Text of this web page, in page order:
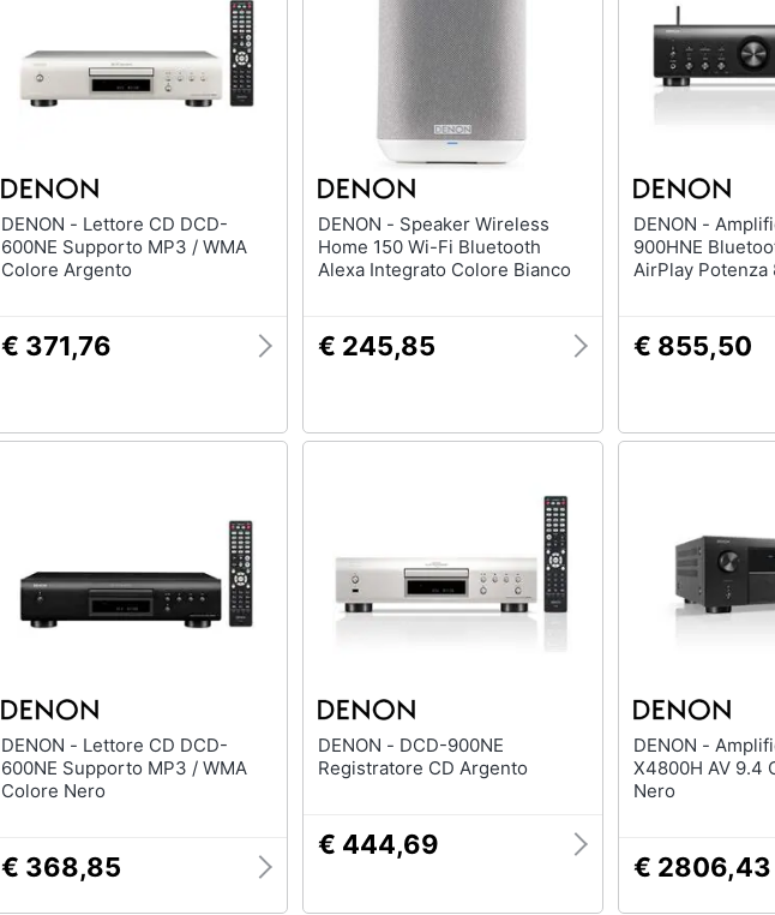
DENON - Lettore CD DCD-
600NE Supporto MP3 / WMA
Colore Argento
€ 371,76
DENON - Speaker Wireless
Home 150 Wi-Fi Bluetooth
Alexa Integrato Colore Bianco
€ 245,85
DENON - Amplificatore PMA-
900HNE
AirPlay Potenza
€ 855,50
DENON - Lettore CD DCD-
600NE Supporto MP3 / WMA
Colore Nero
€ 368,85
DENON - DCD-900NE
Registratore CD Argento
€ 444,69
DENON - Amplificatore AVC-
X4800H AV 9.4
Nero
€ 2806,43